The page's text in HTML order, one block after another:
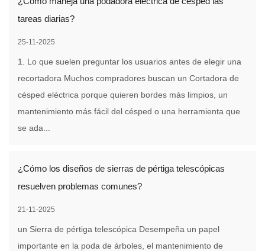
tareas diarias?
25-11-2025
1. Lo que suelen preguntar los usuarios antes de elegir una
recortadora Muchos compradores buscan un Cortadora de
césped eléctrica porque quieren bordes más limpios, un
mantenimiento más fácil del césped o una herramienta que
se ada...
¿Cómo los diseños de sierras de pértiga telescópicas
resuelven problemas comunes?
21-11-2025
un Sierra de pértiga telescópica Desempeña un papel
importante en la poda de árboles, el mantenimiento de